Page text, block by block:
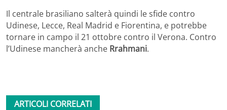
Il centrale brasiliano salterà quindi le sfide contro
Udinese, Lecce, Real Madrid e Fiorentina, e potrebbe
tornare in campo il 21 ottobre contro il Verona. Contro
l’Udinese mancherà anche Rrahmani.
ARTICOLI CORRELATI